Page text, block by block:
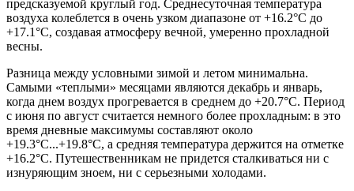
предсказуемой круглый год. Среднесуточная температура
воздуха колеблется в очень узком диапазоне от +16.2°C до
+17.1°C, создавая атмосферу вечной, умеренно прохладной
весны.
Разница между условными зимой и летом минимальна.
Самыми «теплыми» месяцами являются декабрь и январь,
когда днем воздух прогревается в среднем до +20.7°C. Период
с июня по август считается немного более прохладным: в это
время дневные максимумы составляют около
+19.3°C...+19.8°C, а средняя температура держится на отметке
+16.2°C. Путешественникам не придется сталкиваться ни с
изнуряющим зноем, ни с серьезными холодами.